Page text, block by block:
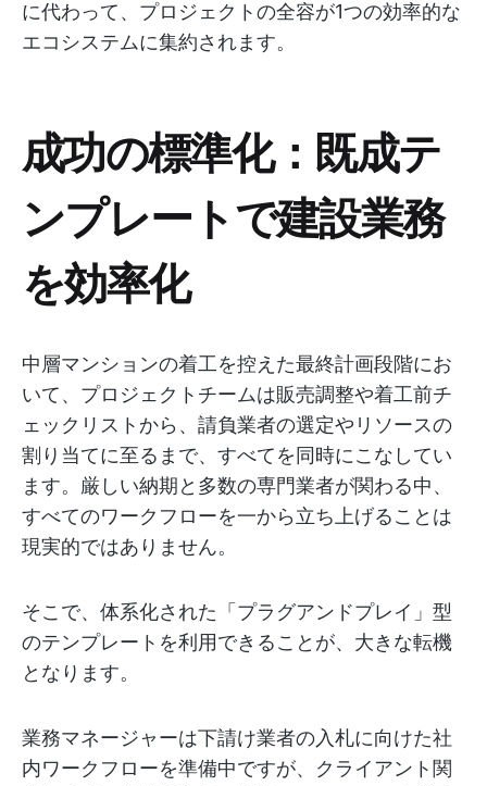
に代わって、プロジェクトの全容が1つの効率的な
エコシステムに集約されます。
成功の標準化：既成テ
ンプレートで建設業務
を効率化
中層マンションの着工を控えた最終計画段階にお
いて、プロジェクトチームは販売調整や着工前チ
ェックリストから、請負業者の選定やリソースの
割り当てに至るまで、すべてを同時にこなしてい
ます。厳しい納期と多数の専門業者が関わる中、
すべてのワークフローを一から立ち上げることは
現実的ではありません。
そこで、体系化された「プラグアンドプレイ」型
のテンプレートを利用できることが、大きな転機
となります。
業務マネージャーは下請け業者の入札に向けた社
内ワークフローを準備中ですが、クライアント関